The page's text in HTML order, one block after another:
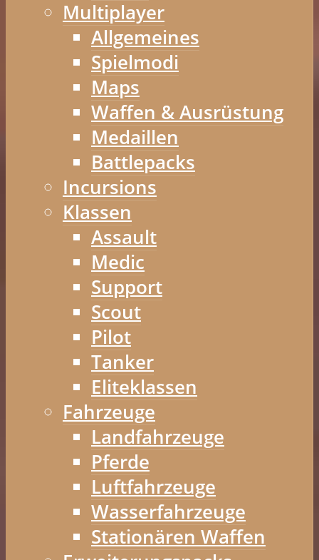
Multiplayer
Allgemeines
Spielmodi
Maps
Waffen & Ausrüstung
Medaillen
Battlepacks
Incursions
Klassen
Assault
Medic
Support
Scout
Pilot
Tanker
Eliteklassen
Fahrzeuge
Landfahrzeuge
Pferde
Luftfahrzeuge
Wasserfahrzeuge
Stationären Waffen